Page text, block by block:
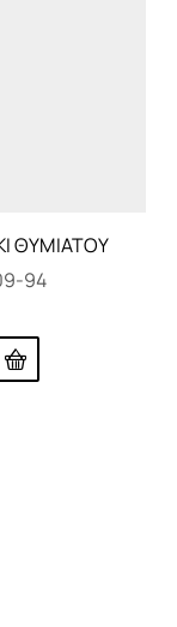
ΘΥΜΙΑΤΟΎ
94